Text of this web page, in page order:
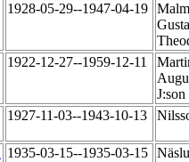
1928-05-29--1947-04-19
1922-12-27--1959-12-11
J:son
1927-11-03--1943-10-13
1935-03-15--1935-03-15